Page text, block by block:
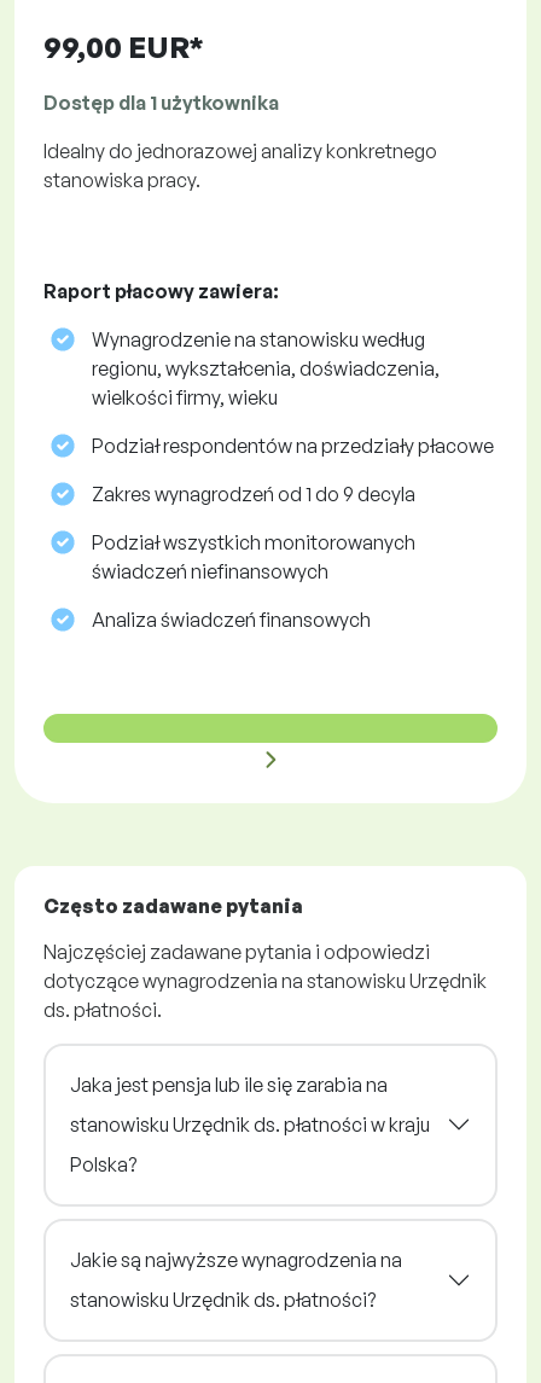
99,00 EUR*
Dostęp dla 1 użytkownika
Idealny do jednorazowej analizy konkretnego
stanowiska pracy.
Raport płacowy zawiera:
Wynagrodzenie na stanowisku według
regionu, wykształcenia, doświadczenia,
wielkości firmy, wieku
Podział respondentów na przedziały płacowe
Zakres wynagrodzeń od 1 do 9 decyla
Podział wszystkich monitorowanych
świadczeń niefinansowych
Analiza świadczeń finansowych
Często zadawane pytania
Najczęściej zadawane pytania i odpowiedzi
dotyczące wynagrodzenia na stanowisku Urzędnik
ds. płatności.
Jaka jest pensja lub ile się zarabia na
stanowisku Urzędnik ds. płatności w kraju
Polska?
Jakie są najwyższe wynagrodzenia na
stanowisku Urzędnik ds. płatności?